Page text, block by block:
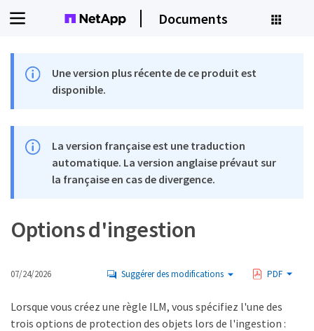
Documents
Une version plus récente de ce produit est
disponible.
La version française est une traduction
automatique. La version anglaise prévaut sur
la française en cas de divergence.
Options d'ingestion
07/24/2026 Suggérer des modifications PDF
Lorsque vous créez une règle ILM, vous spécifiez l'une des
trois options de protection des objets lors de l'ingestion :